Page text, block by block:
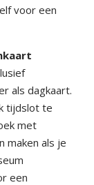
voor een
als dagkaart.
tijdslot te
met
maken als je
een